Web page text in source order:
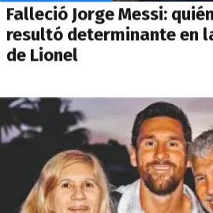
Falleció Jorge Messi:
resultó determinante en
de Lionel